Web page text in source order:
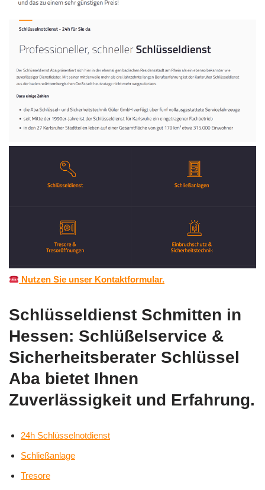
Nutzen Sie unser Kontaktformular.
Schlüsseldienst Schmitten in
Hessen: Schlüßelservice &
Sicherheitsberater Schlüssel
Aba bietet Ihnen
Zuverlässigkeit und Erfahrung.
24h Schlüsselnotdienst
Schließanlage
Tresore